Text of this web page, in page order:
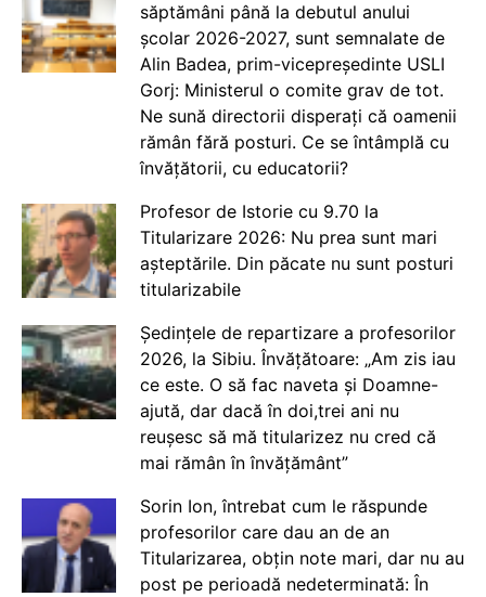
săptămâni până la debutul anului
școlar 2026-2027, sunt semnalate de
Alin Badea, prim-vicepreședinte USLI
Gorj: Ministerul o comite grav de tot.
Ne sună directorii disperați că oamenii
rămân fără posturi. Ce se întâmplă cu
învățătorii, cu educatorii?
Profesor de Istorie cu 9.70 la
Titularizare 2026: Nu prea sunt mari
așteptările. Din păcate nu sunt posturi
titularizabile
Ședințele de repartizare a profesorilor
2026, la Sibiu. Învățătoare: „Am zis iau
ce este. O să fac naveta și Doamne-
ajută, dar dacă în doi,trei ani nu
reușesc să mă titularizez nu cred că
mai rămân în învățământ”
Sorin Ion, întrebat cum le răspunde
profesorilor care dau an de an
Titularizarea, obțin note mari, dar nu au
post pe perioadă nedeterminată: În